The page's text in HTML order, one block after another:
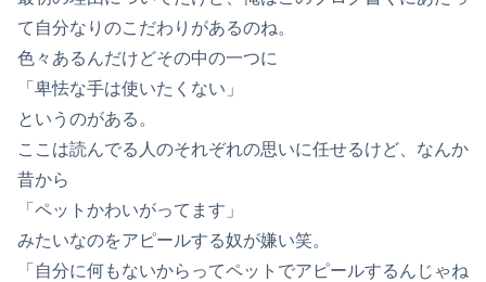
て自分なりのこだわりがあるのね。
色々あるんだけどその中の一つに
「卑怯な手は使いたくない」
というのがある。
ここは読んでる人のそれぞれの思いに任せるけど、なんか
昔から
「ペットかわいがってます」
みたいなのをアピールする奴が嫌い笑。
「自分に何もないからってペットでアピールするんじゃね